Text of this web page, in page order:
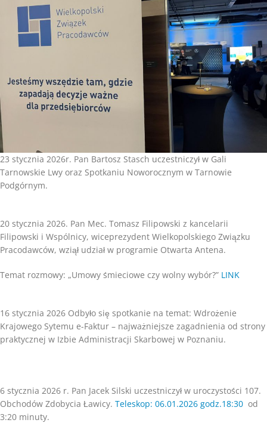
23 stycznia 2026r. Pan Bartosz Stasch uczestniczył w Gali
Tarnowskie Lwy oraz Spotkaniu Noworocznym w Tarnowie
Podgórnym.
20 stycznia 2026. Pan Mec. Tomasz Filipowski z kancelarii
Filipowski i Wspólnicy, wiceprezydent Wielkopolskiego Związku
Pracodawców, wziął udział w programie Otwarta Antena.
Temat rozmowy: „Umowy śmieciowe czy wolny wybór?” LINK
16 stycznia 2026 Odbyło się spotkanie na temat: Wdrożenie
Krajowego Sytemu e-Faktur – najważniejsze zagadnienia od strony
praktycznej w Izbie Administracji Skarbowej w Poznaniu.
6 stycznia 2026 r. Pan Jacek Silski uczestniczył w uroczystości 107.
Obchodów Zdobycia Ławicy. Teleskop: 06.01.2026 godz.18:30 od
3:20 minuty.